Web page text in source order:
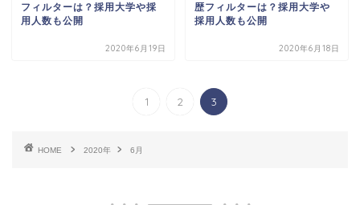
フィルターは？採用大学や採
用人数も公開
2020年6月19日
歴フィルターは？採用大学や
採用人数も公開
2020年6月18日
1 2 3
HOME 2020年 6月